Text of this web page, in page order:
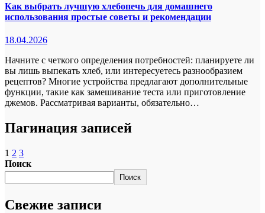
Как выбрать лучшую хлебопечь для домашнего
использования простые советы и рекомендации
18.04.2026
Начните с четкого определения потребностей: планируете ли
вы лишь выпекать хлеб, или интересуетесь разнообразием
рецептов? Многие устройства предлагают дополнительные
функции, такие как замешивание теста или приготовление
джемов. Рассматривая варианты, обязательно…
Пагинация записей
1 2 3
Поиск
Поиск
Свежие записи